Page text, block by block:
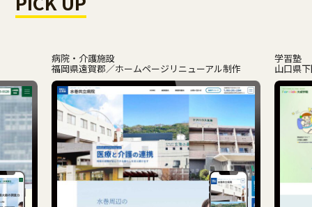
病院・介護施設
福岡県遠賀郡 ホームページリニューアル制作
学習塾
山口県